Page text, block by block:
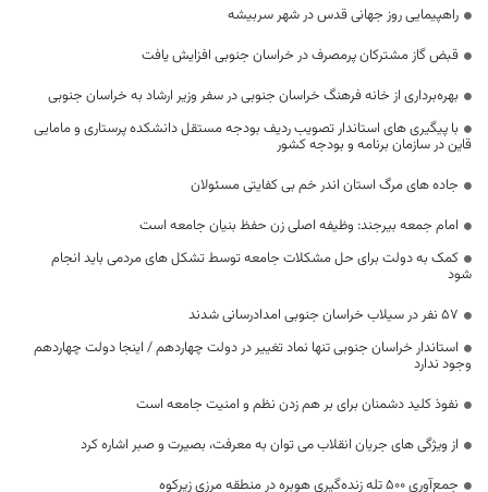
راهپیمایی روز جهانی قدس در شهر سربیشه
قبض گاز مشترکان پرمصرف در خراسان جنوبی افزایش یافت
بهره‌برداری از خانه فرهنگ خراسان جنوبی در سفر وزیر ارشاد به خراسان جنوبی
با پیگیری های استاندار تصویب ردیف بودجه‌ مستقل دانشکده پرستاری و مامایی
قاین در سازمان برنامه و بودجه کشور
جاده های مرگ استان اندر خم بی کفایتی مسئولان
امام جمعه بیرجند: وظیفه اصلی زن حفظ بنیان جامعه است
کمک به دولت برای حل مشکلات جامعه توسط تشکل های مردمی باید انجام
شود
57 نفر در سیلاب خراسان جنوبی امدادرسانی شدند
استاندار خراسان جنوبی تنها نماد تغییر در دولت چهاردهم / اینجا دولت چهاردهم
وجود ندارد
نفوذ کلید دشمنان برای بر هم زدن نظم و امنیت جامعه است
از ویژگی های جریان انقلاب می توان به معرفت، بصیرت و صبر اشاره کرد
جمع‌آوری ۵۰۰ تله زنده‌گیری هوبره در منطقه مرزی زیرکوه